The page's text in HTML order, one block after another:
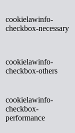
cookielawinfo-
checkbox-necessary
cookielawinfo-
checkbox-others
cookielawinfo-
checkbox-
performance